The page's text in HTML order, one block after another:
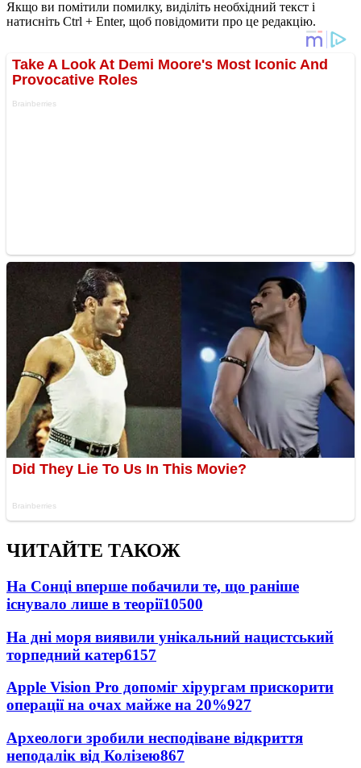
Якщо ви помітили помилку, виділіть необхідний текст і
натисніть Ctrl + Enter, щоб повідомити про це редакцію.
ЧИТАЙТЕ ТАКОЖ
На Сонці вперше побачили те, що раніше
існувало лише в теорії10500
На дні моря виявили унікальний нацистський
торпедний катер6157
Apple Vision Pro допоміг хірургам прискорити
операції на очах майже на 20%927
Археологи зробили несподіване відкриття
неподалік від Колізею867